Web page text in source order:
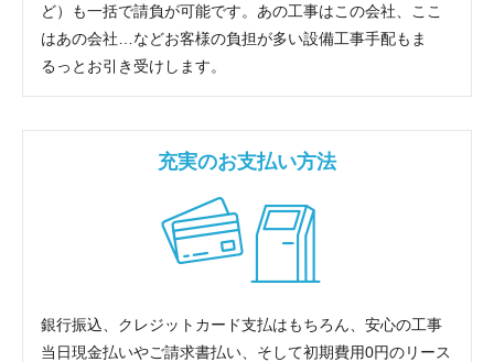
ど）も一括で請負が可能です。あの工事はこの会社、ここ
はあの会社…などお客様の負担が多い設備工事手配もま
るっとお引き受けします。
充実のお支払い方法
銀行振込、クレジットカード支払はもちろん、安心の工事
当日現金払いやご請求書払い、そして初期費用0円のリース